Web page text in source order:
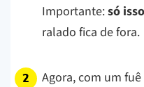
Importante:só
ralado fica de fora.
Agora, com um